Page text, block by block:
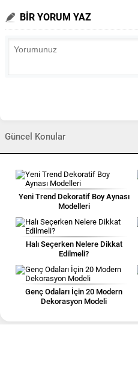
BİR YORUM YAZ
Güncel Konular
Yeni Trend Dekoratif Boy Aynası
Modelleri
Halı Seçerken Nelere Dikkat
Edilmeli?
Genç Odaları İçin 20 Modern
Dekorasyon Modeli